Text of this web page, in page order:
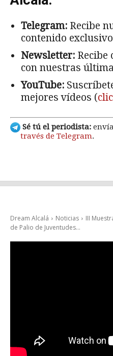
Telegram: Recibe
contenido
Newsletter: Recibe
con nuestras
YouTube:
mejores vídeos (
Sé tú el periodista:
través de Telegram.